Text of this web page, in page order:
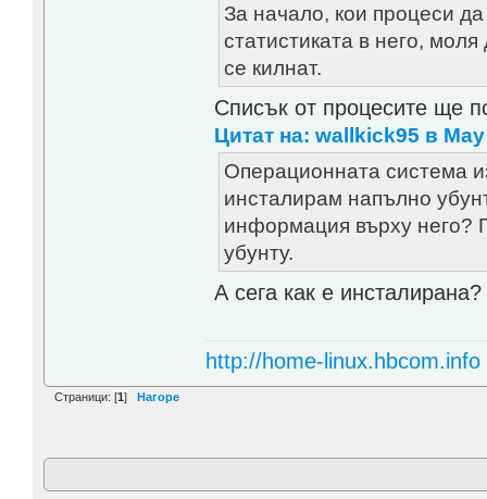
За начало, кои процеси
статистиката в него,
се килнат.
Списък от процесите ще
Цитат на: wallkick95 в
Операционната система
инсталирам напълно
информация върху него?
убунту.
А сега как е инсталирана?
http://home-linux.hbcom.info
Страници: [1] Нагоре